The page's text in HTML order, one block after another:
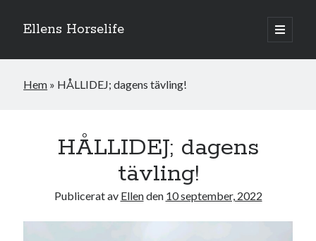
Ellens Horselife
öppna
primär
Sidopanel
Hem » HÅLLIDEJ; dagens tävling!
HÅLLIDEJ; dagens
tävling!
Publicerat av Ellenden 10 september, 2022